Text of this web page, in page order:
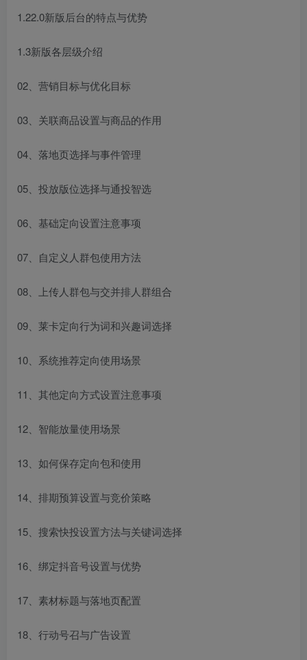
1.22.0新版后台的特点与优势
1.3新版各层级介绍
02、营销目标与优化目标
03、关联商品设置与商品的作用
04、落地页选择与事件管理
05、投放版位选择与通投智选
06、基础定向设置注意事项
07、自定义人群包使用方法
08、上传人群包与交并排人群组合
09、莱卡定向行为词和兴趣词选择
10、系统推荐定向使用场景
11、其他定向方式设置注意事项
12、智能放量使用场景
13、如何保存定向包和使用
14、排期预算设置与竞价策略
15、搜索快投设置方法与关键词选择
16、绑定抖音号设置与优势
17、素材标题与落地页配置
18、行动号召与广告设置